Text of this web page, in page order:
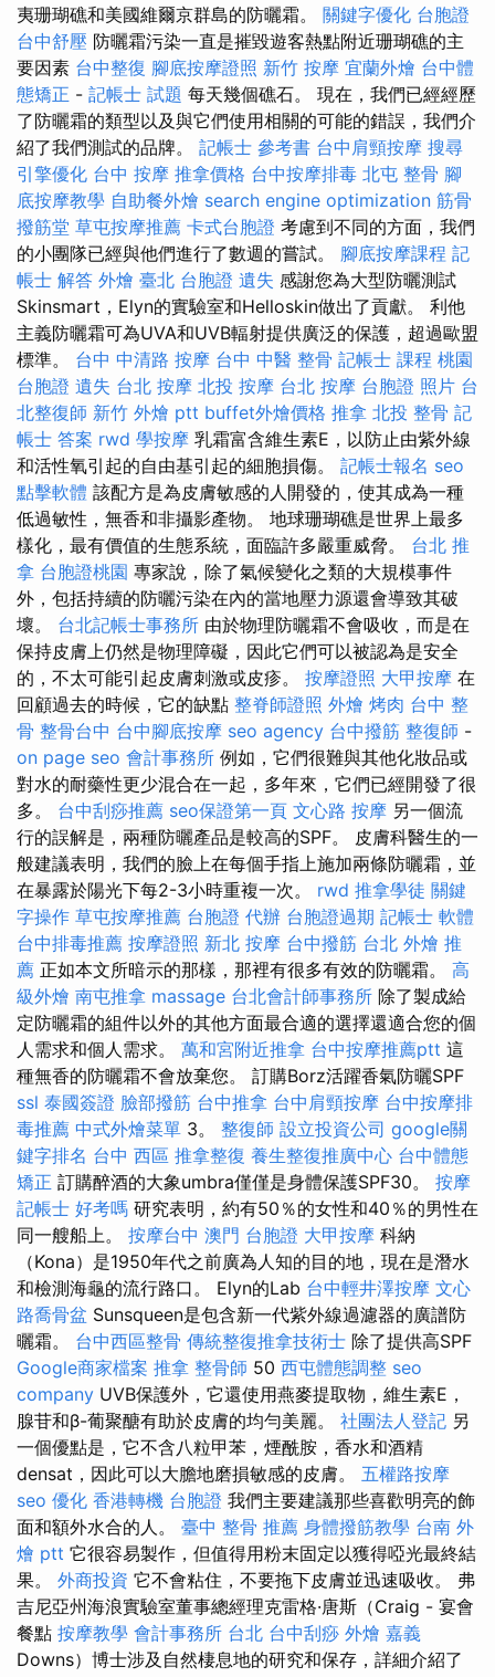
夷珊瑚礁和美國維爾京群島的防曬霜。 關鍵字優化 台胞證
台中舒壓 防曬霜污染一直是摧毀遊客熱點附近珊瑚礁的主
要因素 台中整復 腳底按摩證照 新竹 按摩 宜蘭外燴 台中體
態矯正 - 記帳士 試題 每天幾個礁石。 現在，我們已經經歷
了防曬霜的類型以及與它們使用相關的可能的錯誤，我們介
紹了我們測試的品牌。 記帳士 參考書 台中肩頸按摩 搜尋
引擎優化 台中 按摩 推拿價格 台中按摩排毒 北屯 整骨 腳
底按摩教學 自助餐外燴 search engine optimization 筋骨
撥筋堂 草屯按摩推薦 卡式台胞證 考慮到不同的方面，我們
的小團隊已經與他們進行了數週的嘗試。 腳底按摩課程 記
帳士 解答 外燴 臺北 台胞證 遺失 感謝您為大型防曬測試
Skinsmart，Elyn的實驗室和Helloskin做出了貢獻。 利他
主義防曬霜可為UVA和UVB輻射提供廣泛的保護，超過歐盟
標準。 台中 中清路 按摩 台中 中醫 整骨 記帳士 課程 桃園
台胞證 遺失 台北 按摩 北投 按摩 台北 按摩 台胞證 照片 台
北整復師 新竹 外燴 ptt buffet外燴價格 推拿 北投 整骨 記
帳士 答案 rwd 學按摩 乳霜富含維生素E，以防止由紫外線
和活性氧引起的自由基引起的細胞損傷。 記帳士報名 seo
點擊軟體 該配方是為皮膚敏感的人開發的，使其成為一種
低過敏性，無香和非攝影產物。 地球珊瑚礁是世界上最多
樣化，最有價值的生態系統，面臨許多嚴重威脅。 台北 推
拿 台胞證桃園 專家說，除了氣候變化之類的大規模事件
外，包括持續的防曬污染在內的當地壓力源還會導致其破
壞。 台北記帳士事務所 由於物理防曬霜不會吸收，而是在
保持皮膚上仍然是物理障礙，因此它們可以被認為是安全
的，不太可能引起皮膚刺激或皮疹。 按摩證照 大甲按摩 在
回顧過去的時候，它的缺點 整脊師證照 外燴 烤肉 台中 整
骨 整骨台中 台中腳底按摩 seo agency 台中撥筋 整復師 -
on page seo 會計事務所 例如，它們很難與其他化妝品或
對水的耐藥性更少混合在一起，多年來，它們已經開發了很
多。 台中刮痧推薦 seo保證第一頁 文心路 按摩 另一個流
行的誤解是，兩種防曬產品是較高的SPF。 皮膚科醫生的一
般建議表明，我們的臉上在每個手指上施加兩條防曬霜，並
在暴露於陽光下每2-3小時重複一次。 rwd 推拿學徒 關鍵
字操作 草屯按摩推薦 台胞證 代辦 台胞證過期 記帳士 軟體
台中排毒推薦 按摩證照 新北 按摩 台中撥筋 台北 外燴 推
薦 正如本文所暗示的那樣，那裡有很多有效的防曬霜。 高
級外燴 南屯推拿 massage 台北會計師事務所 除了製成給
定防曬霜的組件以外的其他方面最合適的選擇還適合您的個
人需求和個人需求。 萬和宮附近推拿 台中按摩推薦ptt 這
種無香的防曬霜不會放棄您。 訂購Borz活躍香氣防曬SPF
ssl 泰國簽證 臉部撥筋 台中推拿 台中肩頸按摩 台中按摩排
毒推薦 中式外燴菜單 3。 整復師 設立投資公司 google關
鍵字排名 台中 西區 推拿整復 養生整復推廣中心 台中體態
矯正 訂購醉酒的大象umbra僅僅是身體保護SPF30。 按摩
記帳士 好考嗎 研究表明，約有50％的女性和40％的男性在
同一艘船上。 按摩台中 澳門 台胞證 大甲按摩 科納
（Kona）是1950年代之前廣為人知的目的地，現在是潛水
和檢測海龜的流行路口。 Elyn的Lab 台中輕井澤按摩 文心
路喬骨盆 Sunsqueen是包含新一代紫外線過濾器的廣譜防
曬霜。 台中西區整骨 傳統整復推拿技術士 除了提供高SPF
Google商家檔案 推拿 整骨師 50 西屯體態調整 seo
company UVB保護外，它還使用燕麥提取物，維生素E，
腺苷和β-葡聚醣有助於皮膚的均勻美麗。 社團法人登記 另
一個優點是，它不含八粒甲苯，煙酰胺，香水和酒精
densat，因此可以大膽地磨損敏感的皮膚。 五權路按摩
seo 優化 香港轉機 台胞證 我們主要建議那些喜歡明亮的飾
面和額外水合的人。 臺中 整骨 推薦 身體撥筋教學 台南 外
燴 ptt 它很容易製作，但值得用粉末固定以獲得啞光最終結
果。 外商投資 它不會粘住，不要拖下皮膚並迅速吸收。 弗
吉尼亞州海浪實驗室董事總經理克雷格·唐斯（Craig - 宴會
餐點 按摩教學 會計事務所 台北 台中刮痧 外燴 嘉義
Downs）博士涉及自然棲息地的研究和保存，詳細介紹了